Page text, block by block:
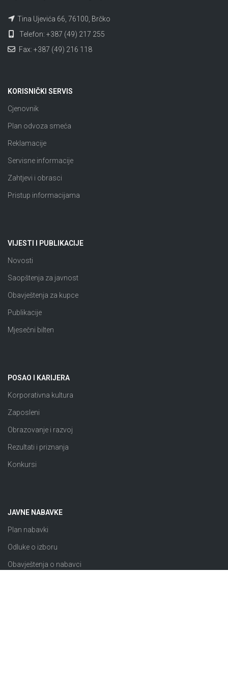
Tina Ujevića 66, 76100, Brčko
Telefon: +387 (49) 217 255
Fax: +387 (49) 216 118
KORISNIČKI SERVIS
Cjenovnik
Plan odvoza smeća
Reklamacije
Servisne informacije
Zahtjevi i obrasci
Pristup informacijama
VIJESTI I PUBLIKACIJE
Novosti
Saopštenja za javnost
Obavještenja za kupce
Publikacije
Mjesečni bilten
POSAO I KARIJERA
Korporativna kultura
Zaposleni
Obrazovanje i razvoj
Rezultati i priznanja
Konkursi
JAVNE NABAVKE
Plan nabavki
Odluke o izboru
Obavještenja o nabavci